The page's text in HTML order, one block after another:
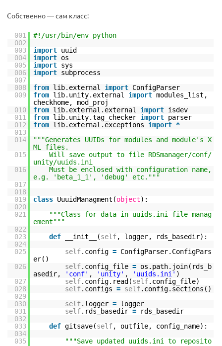
Собственно — сам класс:
001
#!/usr/bin/env python
002
003
import uuid
004
import os
005
import sys
006
import subprocess
007
008
from lib.external import ConfigParser
009
from lib.unity.external import modules_list,
checkhome, mod_proj
010
from lib.external.external import isdev
011
from lib.unity.tag_checker import parser
012
from lib.external.exceptions import *
013
014
"""Generates UUIDs for modules and module's X
ML files.
015
Will save output to file RDSmanager/conf/
unity/uuids.ini
016
Must be enclosed with configuration name,
e.g. 'beta_1_1', 'debug' etc."""
017
018
019
class UuuidManagment(object):
020
021
"""Class for data in uuids.ini file manag
ement"""
022
023
def __init__(self, logger, rds_basedir):
024
025
self.config = ConfigParser.ConfigPars
er()
026
self.config_file = os.path.join(rds_b
asedir,
'conf' , 'unity' , 'uuids.ini' )
027
self.config.read(self.config_file)
028
self.configs = self.config.sections()
029
030
self.logger = logger
031
self.rds_basedir =
rds_basedir
032
033
def gitsave(self, outfile, config_name):
034
035
"""Save updated uuids.ini to reposito